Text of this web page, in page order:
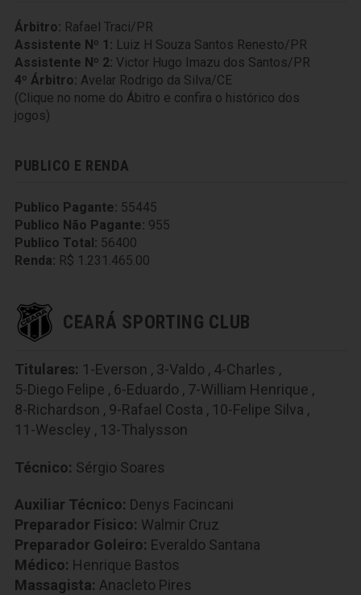
Árbitro: Rafael Traci/PR
Assistente Nº 1: Luiz H Souza Santos Renesto/PR
Assistente Nº 2: Victor Hugo Imazu dos Santos/PR
4º Árbitro: Avelar Rodrigo da Silva/CE
(Clique no nome do Ábitro e confira o histórico dos
jogos)
PUBLICO E RENDA
Publico Pagante: 55445
Publico Não Pagante: 955
Publico Total: 56400
Renda: R$ 1.231.465.00
CEARÁ SPORTING CLUB
Titulares: 1-Everson , 3-Valdo , 4-Charles ,
5-Diego Felipe , 6-Eduardo , 7-William Henrique ,
8-Richardson , 9-Rafael Costa , 10-Felipe Silva ,
11-Wescley , 13-Thalysson
Técnico: Sérgio Soares
Auxiliar Técnico: Denys Facincani
Preparador Fisico: Walmir Cruz
Preparador Goleiro: Everaldo Santana
Médico: Henrique Bastos
Massagista: Anacleto Pires